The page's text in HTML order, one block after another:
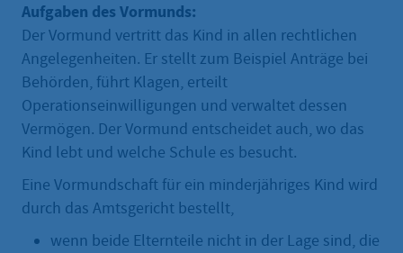
Aufgaben des Vormunds:
Der Vormund vertritt das Kind in allen rechtlichen
Angelegenheiten. Er stellt zum Beispiel Anträge bei
Behörden, führt Klagen, erteilt
Operationseinwilligungen und verwaltet dessen
Vermögen. Der Vormund entscheidet auch, wo das
Kind lebt und welche Schule es besucht.
Eine Vormundschaft für ein minderjähriges Kind wird
durch das Amtsgericht bestellt,
wenn beide Elternteile nicht in der Lage sind, die